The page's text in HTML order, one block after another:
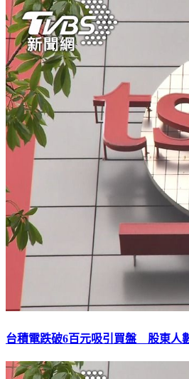
台積電跌破6百元吸引買盤 股東人